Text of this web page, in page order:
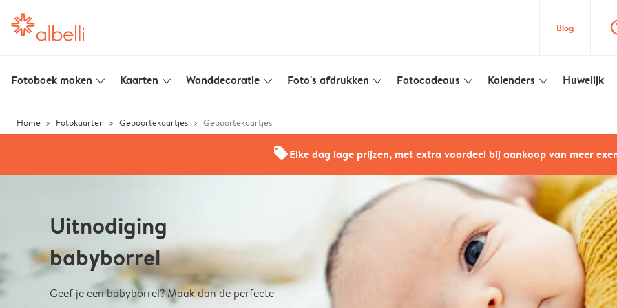
Blog
Fotoboek maken slim_arrow_down Kaarten slim_arrow_down Wanddecoratie slim_arrow_down Foto's afdrukken slim_arrow_down Fotocadeaus slim_arrow_down Kalenders slim_arrow_down Huwelijk
Home Fotokaarten Geboortekaartjes Geboortekaartjes
offersElke dag lage prijzen, met extra voordeel bij aankoop van meer
Uitnodiging
babyborrel
Geef je een babyborrel? Maak dan de perfecte